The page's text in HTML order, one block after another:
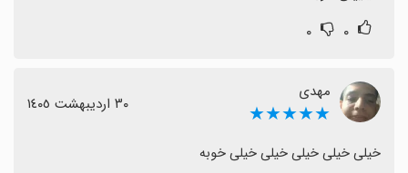
۰ ۰
مهدی
★★★★★ ٣٠ اردیبهشت ١٤٠٥
خیلی خیلی خیلی خیلی خیلی خوبه